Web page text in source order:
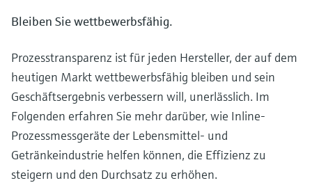
Device Viewer
Dokumente finden
Ersatzteilsuche
Ersatzteile anhand von Produktwurzel,
Bestellcode oder Seriennummer finden
Alle ansehen
Aluminium & Chromat
Prozessphotometer
Mikrowellentransmission
Memosens-Technologie
Alle ansehen
Bleiben Sie wettbewerbsfähig.
Prozesstransparenz ist für jeden Hersteller, der auf dem
heutigen Markt wettbewerbsfähig bleiben und sein
Geschäftsergebnis verbessern will, unerlässlich. Im
Folgenden erfahren Sie mehr darüber, wie Inline-
Prozessmessgeräte der Lebensmittel- und
Getränkeindustrie helfen können, die Effizienz zu
steigern und den Durchsatz zu erhöhen.